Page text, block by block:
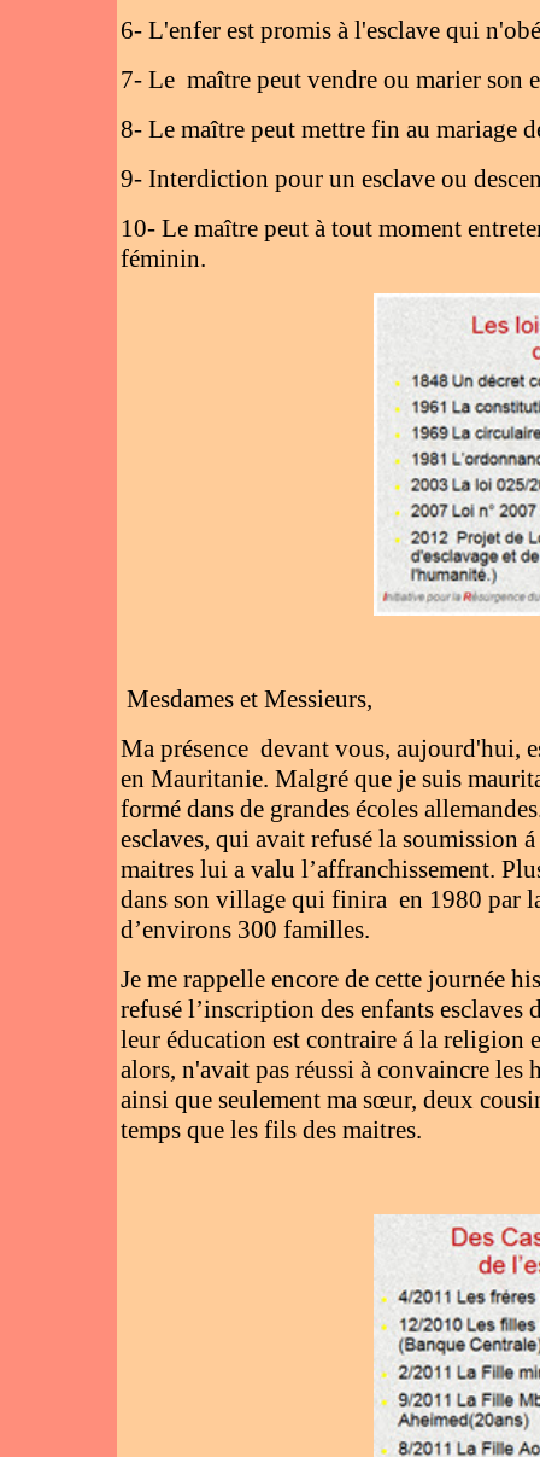
6- L'enfer est promis à l'esclave qui
7- Le maître peut vendre ou marier son
8- Le maître peut mettre fin au mariage
9- Interdiction pour un esclave ou
10- Le maître peut à tout moment
féminin.
Mesdames et Messieurs,
Ma présence devant vous, aujourd'hui,
en Mauritanie. Malgré que je suis
formé dans de grandes écoles
esclaves, qui avait refusé la soumission
maitres lui a valu l’affranchissement.
dans son village qui finira en 1980 par
d’environs 300 familles.
Je me rappelle encore de cette journée
refusé l’inscription des enfants
leur éducation est contraire á la religion
alors, n'avait pas réussi à convaincre les
ainsi que seulement ma sœur, deux
temps que les fils des maitres.